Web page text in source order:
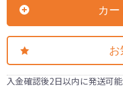
カー
お
入金確認後2日以内に発送可